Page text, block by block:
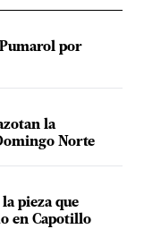
por
la
Norte
pieza que
en Capotillo